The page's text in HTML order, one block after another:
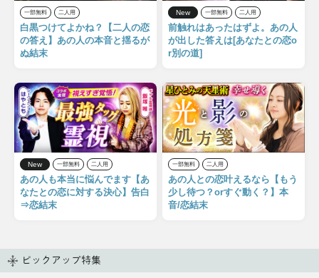
一部無料 二人用
白黒つけてよかね？【二人の恋
の答え】あの人の本音と揺るが
ぬ結末
New 一部無料 二人用
前触れはあったはずよ。あの人
が出した答えは[あなたとの恋o
r別の道]
New 一部無料 二人用
あの人も本当に悩んでます【あ
なたとの恋に対する決心】告白
⇒恋結末
一部無料 二人用
あの人との恋叶えるなら【もう
少し待つ？orすぐ動く？】本
音/恋結末
ピックアップ特集